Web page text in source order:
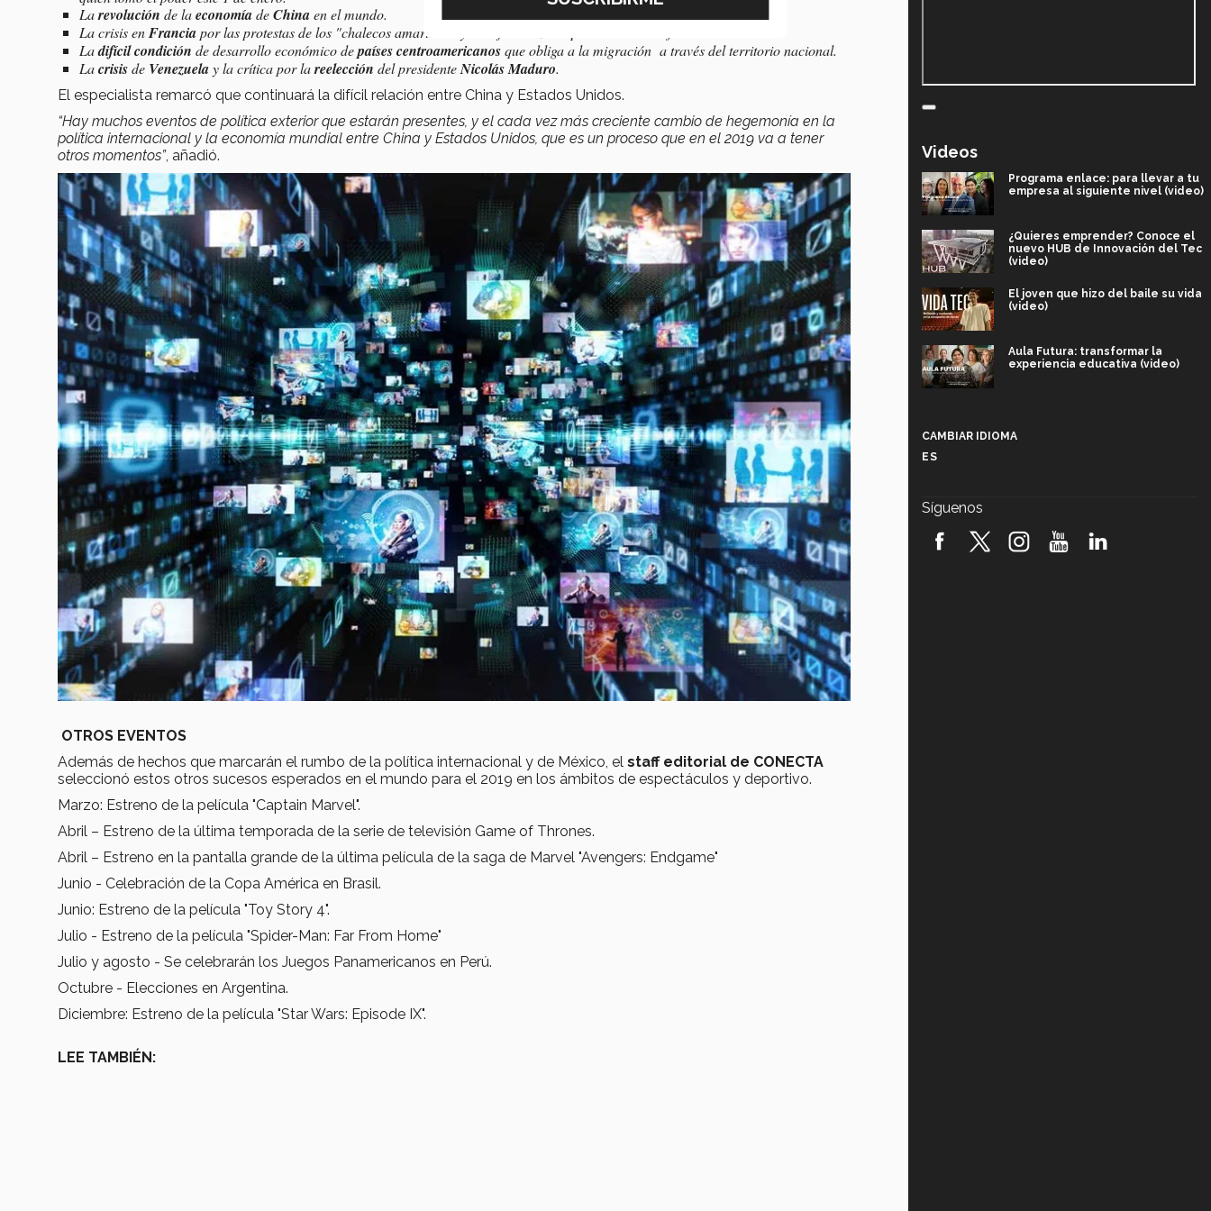
Larevolución de laeconomíadeChinaen el mundo.
La crisis enFranciapor las protestas de los "chalecos amarillos” y sus efectos en las políticas al trabajador.
Ladifícil condición de desarrollo económico depaíses centroamericanosque obliga a la migración a través del territorio nacional.
Lacrisisde Venezuelay la crítica por lareelección del presidenteNicolás Maduro.
El especialista remarcó que continuará la difícil relación entre China y Estados Unidos.
“Hay muchos eventos de política exterior que estarán presentes, y el cada vez más creciente cambio de hegemonía en la
política internacional y la economía mundial entre China y Estados Unidos, que es un proceso que en el 2019 va a tener
otros momentos”, añadió.
OTROS EVENTOS
Además de hechos que marcarán el rumbo de la política internacional y de México, el staff editorial de CONECTA
seleccionó estos otros sucesos esperados en el mundo para el 2019 en los ámbitos de espectáculos y deportivo.
Marzo: Estreno de la película "Captain Marvel".
Abril – Estreno de la última temporada de la serie de televisión Game of Thrones.
Abril – Estreno en la pantalla grande de la última película de la saga de Marvel "Avengers: Endgame"
Junio - Celebración de la Copa América en Brasil.
Junio: Estreno de la película "Toy Story 4".
Julio - Estreno de la película "Spider-Man: Far From Home"
Julio y agosto - Se celebrarán los Juegos Panamericanos en Perú.
Octubre - Elecciones en Argentina.
Diciembre: Estreno de la película "Star Wars: Episode IX".
LEE TAMBIÉN:
Videos
Programa enlace: para llevar a tu
empresa al siguiente nivel (video)
¿Quieres emprender? Conoce el
nuevo HUB de Innovación del Tec
(video)
El joven que hizo del baile su vida
(video)
Aula Futura: transformar la
experiencia educativa (video)
robótica FIRST 2026! (video)
CAMBIAR IDIOMA
ES
Síguenos